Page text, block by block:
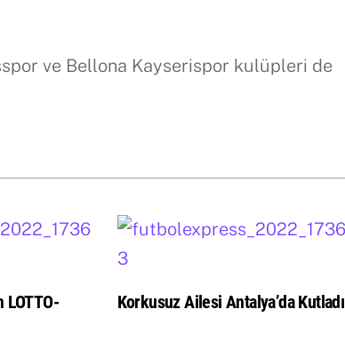
ve Bellona Kayserispor kulüpleri de
LOTTO-
Korkusuz Ailesi Antalya’da Kutladı